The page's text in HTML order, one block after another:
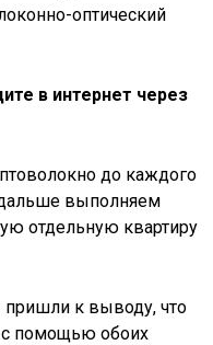
оптический
в интернет через
до каждого
выполняем
отдельную квартиру
к выводу, что
с помощью обоих